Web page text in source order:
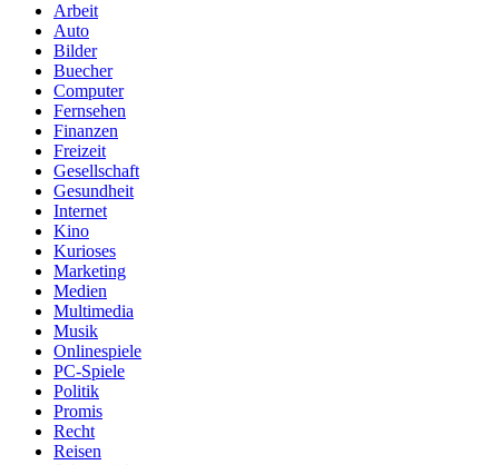
Arbeit
Auto
Bilder
Buecher
Computer
Fernsehen
Finanzen
Freizeit
Gesellschaft
Gesundheit
Internet
Kino
Kurioses
Marketing
Medien
Multimedia
Musik
Onlinespiele
PC-Spiele
Politik
Promis
Recht
Reisen